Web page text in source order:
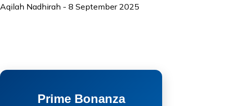
Aqilah Nadhirah - 8 September 2025
Prime Bonanza